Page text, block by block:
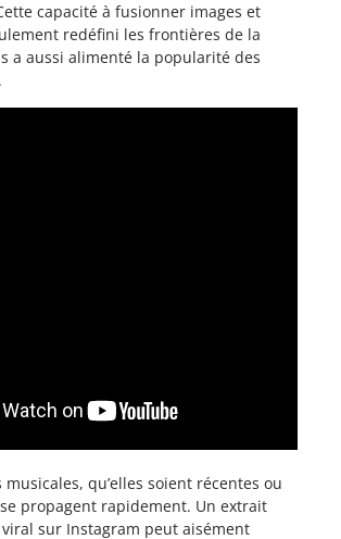
capacité à fusionner images et
redéfini les frontières de la
a aussi alimenté la popularité des
musicales, qu’elles soient récentes ou
propagent rapidement. Un extrait
sur Instagram peut aisément